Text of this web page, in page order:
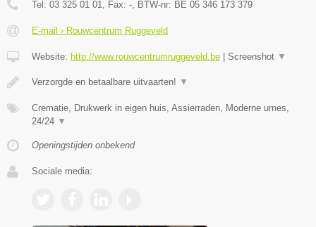
Tel: 03 325 01 01, Fax: -, BTW-nr: BE 05 346 173 379
E-mail › Rouwcentrum Ruggeveld
Website: http://www.rouwcentrumruggeveld.be Screenshot ▼
Verzorgde en betaalbare uitvaarten! ▼
Crematie, Drukwerk in eigen huis, Assierraden, Moderne urnes,
24/24 ▼
Openingstijden onbekend
Sociale media: